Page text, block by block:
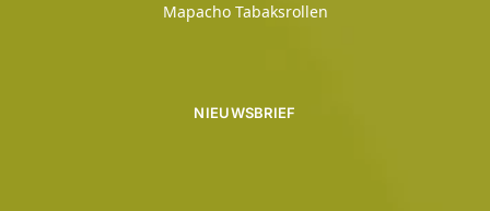
Mapacho Tabaksrollen
NIEUWSBRIEF